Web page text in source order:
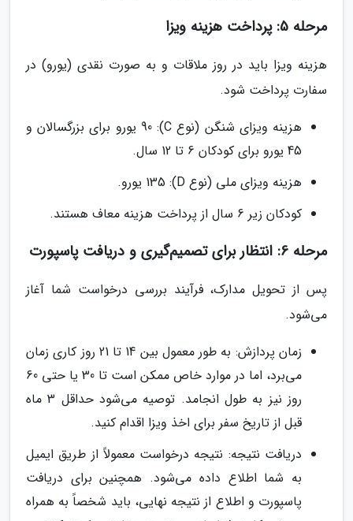
مرحله 5: پرداخت هزینه ویزا
هزینه ویزا باید در روز ملاقات و به صورت نقدی (یورو) در
سفارت پرداخت شود.
هزینه ویزای شنگن (نوع C): 90 یورو برای بزرگسالان و
45 یورو برای کودکان 6 تا 12 سال.
هزینه ویزای ملی (نوع D): 135 یورو.
کودکان زیر 6 سال از پرداخت هزینه معاف هستند.
مرحله 6: انتظار برای تصمیم‌گیری و دریافت پاسپورت
پس از تحویل مدارک، فرآیند بررسی درخواست شما آغاز
می‌شود.
زمان پردازش: به طور معمول بین 14 تا 21 روز کاری زمان
می‌برد، اما در موارد خاص ممکن است تا 30 یا حتی 60
روز نیز به طول انجامد. توصیه می‌شود حداقل 3 ماه
قبل از تاریخ سفر برای اخذ ویزا اقدام کنید.
دریافت نتیجه: نتیجه درخواست معمولاً از طریق ایمیل
به شما اطلاع داده می‌شود. همچنین برای دریافت
پاسپورت و اطلاع از نتیجه نهایی، باید شخصاً به همراه